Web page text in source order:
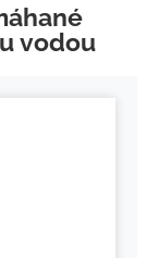
vodou